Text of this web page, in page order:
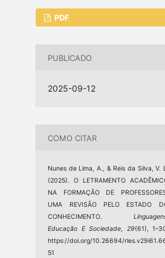
PDF
PUBLICADO
2025-09-12
COMO CITAR
Nunes de Lima, A., & Reis da Silva, V.
(2025). O LETRAMENTO
NA FORMAÇÃO DE
UMA REVISÃO PELO ESTADO
CONHECIMENTO.
Educação E Sociedade, 29(61),
https://doi.org/10.26694/
51